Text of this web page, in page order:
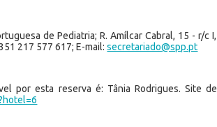
de Pediatria; R. Amílcar Cabral, 15 - r/c I,
217 577 617; E-mail:secretariado@spp.pt
por esta reserva é: Tânia Rodrigues. Site de